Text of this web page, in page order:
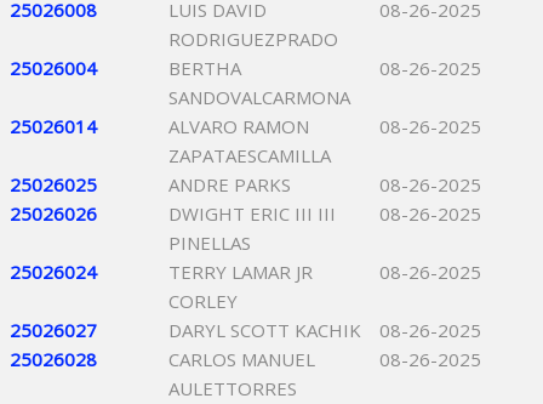
25026008
LUIS DAVID
RODRIGUEZPRADO
08-26-2025
25026004
BERTHA
SANDOVALCARMONA
08-26-2025
25026014
ALVARO RAMON
ZAPATAESCAMILLA
08-26-2025
25026025 ANDRE PARKS
08-26-2025
25026026
DWIGHT ERIC III III
PINELLAS
08-26-2025
25026024
TERRY LAMAR JR
CORLEY
08-26-2025
25026027 DARYL SCOTT KACHIK
08-26-2025
25026028
CARLOS MANUEL
AULETTORRES
08-26-2025